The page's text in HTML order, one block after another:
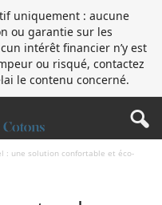
uniquement : aucune
ou garantie sur les
intérêt financier n’y est
ou risqué, contactez
le contenu concerné.
: une solution confortable et éco-